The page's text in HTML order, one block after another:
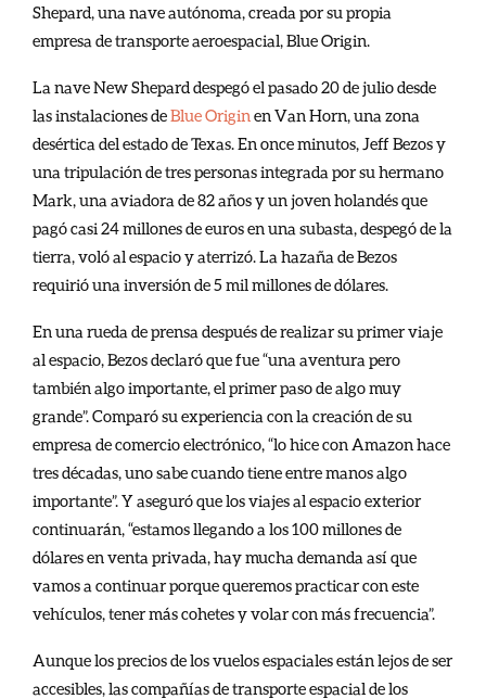
Shepard, una nave autónoma, creada por su propia
empresa de transporte aeroespacial, Blue Origin.
La nave New Shepard despegó el pasado 20 de julio desde
las instalaciones deBlue Origin en Van Horn, una zona
desértica del estado de Texas. En once minutos, Jeff Bezos y
una tripulación de tres personas integrada por su hermano
Mark, una aviadora de 82 años y un joven holandés que
pagó casi 24 millones de euros en una subasta, despegó de la
tierra, voló al espacio y aterrizó. La hazaña de Bezos
requirió una inversión de 5 mil millones de dólares.
En una rueda de prensa después de realizar su primer viaje
al espacio, Bezos declaró que fue “una aventura pero
también algo importante, el primer paso de algo muy
grande”. Comparó su experiencia con la creación de su
empresa de comercio electrónico, “lo hice con Amazon hace
tres décadas, uno sabe cuando tiene entre manos algo
importante”. Y aseguró que los viajes al espacio exterior
continuarán, “estamos llegando a los 100 millones de
dólares en venta privada, hay mucha demanda así que
vamos a continuar porque queremos practicar con este
vehículos, tener más cohetes y volar con más frecuencia”.
Aunque los precios de los vuelos espaciales están lejos de ser
accesibles, las compañías de transporte espacial de los